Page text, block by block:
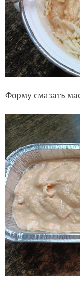
Форму смазать